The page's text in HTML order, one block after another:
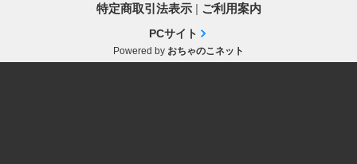
特定商取引法表示 | ご利用案内
PCサイト
Powered by おちゃのこネット